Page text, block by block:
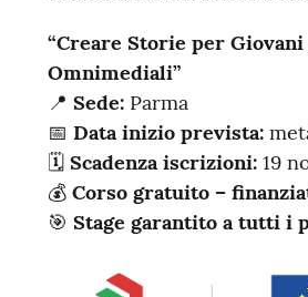
“Creare Storie per
Omnimediali”
📍 Sede:Parma
📅 Data inizio prevista:
🗓 Scadenza iscrizioni:19
💰 Corso gratuito –
🎯 Stage garantito a tutti i